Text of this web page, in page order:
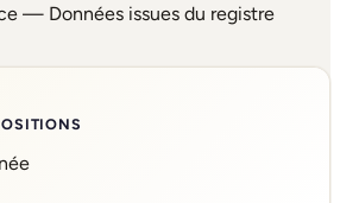
— Données issues du registre